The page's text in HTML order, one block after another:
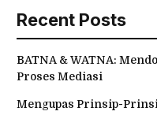
Recent Posts
BATNA & WATNA:
Proses Mediasi
Mengupas Prinsip-